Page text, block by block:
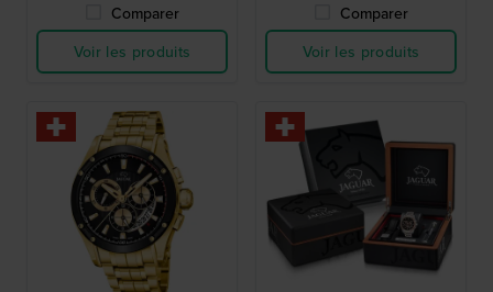
Comparer
Voir les produits
Comparer
Voir les produits